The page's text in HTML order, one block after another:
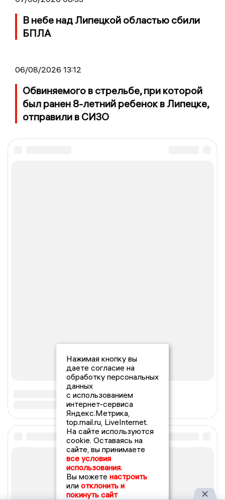
В небе над Липецкой областью сбили
БПЛА
06/08/2026 13:12
Обвиняемого в стрельбе, при которой
был ранен 8-летний ребенок в Липецке,
отправили в СИЗО
Нажимая кнопку вы
даете согласие на
обработку персональных
данных
с использованием
интернет-сервиса
Яндекс.Метрика,
top.mail.ru, LiveInternet.
На сайте используются
cookie. Оставаясь на
сайте, вы принимаете
все условия
использования.
Вы можете настроить
или отклонить и
покинуть сайт